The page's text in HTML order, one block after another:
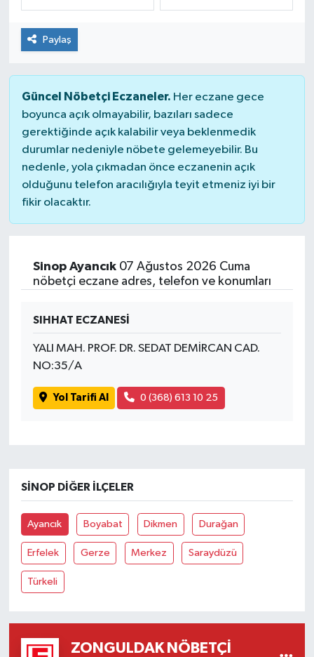
Paylaş
Güncel Nöbetçi Eczaneler. Her eczane gece
boyunca açık olmayabilir, bazıları sadece
gerektiğinde açık kalabilir veya beklenmedik
durumlar nedeniyle nöbete gelemeyebilir. Bu
nedenle, yola çıkmadan önce eczanenin açık
olduğunu telefon aracılığıyla teyit etmeniz iyi bir
fikir olacaktır.
Sinop Ayancık07 Ağustos 2026 Cuma
nöbetçi eczane adres, telefon ve konumları
SIHHAT ECZANESİ
YALI MAH. PROF. DR. SEDAT DEMİRCAN CAD.
NO:35/A
Yol Tarifi Al 0 (368) 613 10 25
SINOP DIĞER İLÇELER
Ayancık Boyabat Dikmen Durağan
Erfelek Gerze Merkez Saraydüzü
Türkeli
ZONGULDAK NÖBETÇI
Bilim veTeknoloji
Eğitim
SEKTÖR
Magazin
Günün Haberleri
Tüm Makaleler
Tüm Haberler